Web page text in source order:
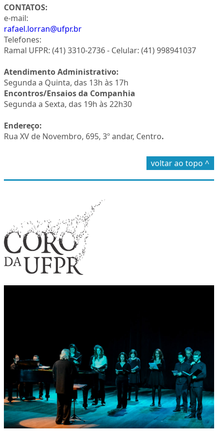
CONTATOS:
e-mail:
rafael.lorran@ufpr.br
Telefones:
Ramal UFPR: (41) 3310-2736 - Celular: (41) 998941037
Atendimento Administrativo:
Segunda a Quinta, das 13h às 17h
Encontros/Ensaios da Companhia
Segunda a Sexta, das 19h às 22h30
Endereço:
Rua XV de Novembro, 695, 3º andar, Centro.
voltar ao topo ^